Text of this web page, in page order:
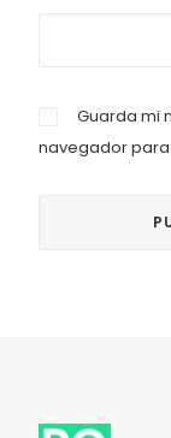
Guarda mi
navegador